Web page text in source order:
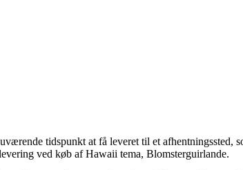
tidspunkt at få leveret til et afhentningssted,
ved køb af Hawaii tema, Blomsterguirlande.